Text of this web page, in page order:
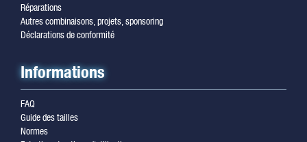
Réparations
Autres combinaisons, projets, sponsoring
Déclarations de conformité
Informations
FAQ
Guide des tailles
Normes